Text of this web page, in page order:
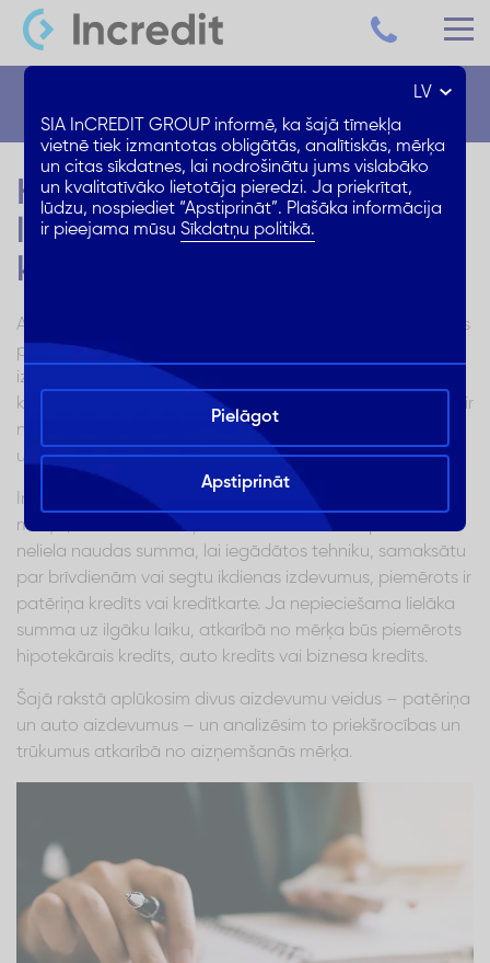
Kurš aizdevuma veids ir
labāks: patēriņa vai auto
kredīts?
Aizdevums ir naudas līdzekļu aizņemšanās, lai veiktu lielus
pirkumus vai samaksātu par pakalpojumiem. Naudu
izsniedz finanšu iestādes, piemēram, banka vai
kredītiestāde. Aizdevuma noteikumi ir fiksēti līgumā, kurā ir
norādīta procentu likme, ikmēneša maksājumu summa
un citi aizdevuma atmaksas nosacījumi.
Ir vairāki aizdevumu veidi. Galvenā atšķirība starp tiem ir
mērķis, kādam klients ņem aizdevumu. Ja nepieciešama
neliela naudas summa, lai iegādātos tehniku, samaksātu
par brīvdienām vai segtu ikdienas izdevumus, piemērots ir
patēriņa kredīts vai kredītkarte. Ja nepieciešama lielāka
summa uz ilgāku laiku, atkarībā no mērķa būs piemērots
hipotekārais kredīts, auto kredīts vai biznesa kredīts.
Šajā rakstā aplūkosim divus aizdevumu veidus – patēriņa
un auto aizdevumus – un analizēsim to priekšrocības un
trūkumus atkarībā no aizņemšanās mērķa.
LV
SIA InCREDIT GROUP informē, ka šajā tīmekļa
vietnē tiek izmantotas obligātās, analītiskās, mērķa
un citas sīkdatnes, lai nodrošinātu jums vislabāko
un kvalitatīvāko lietotāja pieredzi. Ja priekrītat,
lūdzu, nospiediet “Apstiprināt”. Plašāka informācija
ir pieejama mūsuSīkdatņu politikā.
Pielāgot
Apstiprināt